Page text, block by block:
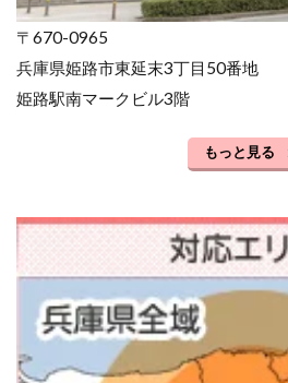
〒670-0965
兵庫県姫路市東延末3丁目50番地
姫路駅南マークビル3階
もっと見る